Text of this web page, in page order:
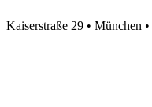
Kaiserstraße 29 • München •